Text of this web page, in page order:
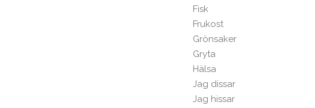
Fisk
Frukost
Grönsaker
Gryta
Hälsa
Jag dissar
Jag hissar